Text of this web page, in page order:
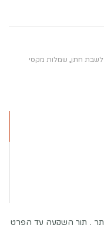
חתן שמלות מקסי
, תוך השקעה עד הפרט